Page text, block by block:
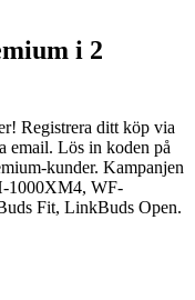
i 2
Registrera ditt köp via
email. Lös in koden på
kunder. Kampanjen
1000XM4, WF-
Fit, LinkBuds Open.